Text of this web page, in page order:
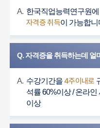
A. 한국직업능력연구원에
자격증 취득이 가능합니
Q. 자격증을 취득하는데 얼
A. 수강기간을4주이내로
석률 60%이상 / 온라
이상